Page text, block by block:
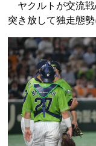
ヤクルトが交流戦
突き放して独走態勢